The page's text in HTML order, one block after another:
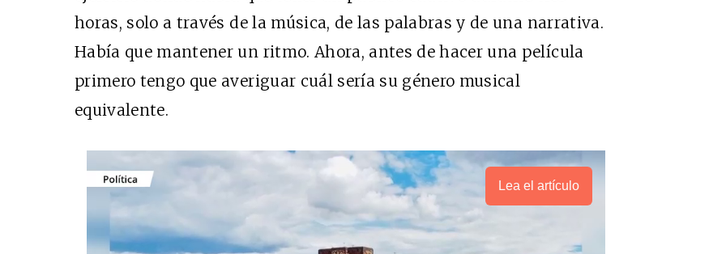
horas, solo a través de la música, de las palabras y de una narrativa.
Había que mantener un ritmo. Ahora, antes de hacer una película
primero tengo que averiguar cuál sería su género musical
equivalente.
Lea el artículo